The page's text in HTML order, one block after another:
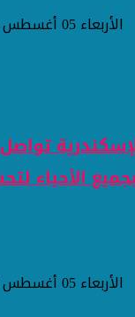
الأربعاء 05 أغسطس 2026 04:37 مساءً
الأحياء
الأربعاء 05 أغسطس 2026 04:42 مساءً